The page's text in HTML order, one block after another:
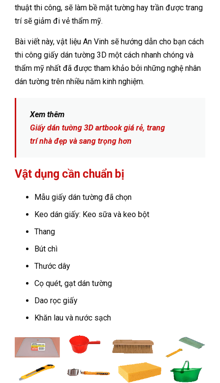
thuật thi công, sẽ làm bề mặt tường hay trần được trang
trí sẽ giảm đi vẻ thẩm mỹ.
Bài viết này, vật liệu An Vinh sẽ hướng dẫn cho bạn cách
thi công giấy dán tường 3D một cách nhanh chóng và
thẩm mỹ nhất đã được tham khảo bởi những nghệ nhân
dán tường trên nhiều năm kinh nghiệm.
Xem thêm
Giấy dán tường 3D artbook giá rẻ, trang
trí nhà đẹp và sang trọng hơn
Vật dụng cần chuẩn bị
Mẫu giấy dán tường đã chọn
Keo dán giấy: Keo sữa và keo bột
Thang
Bút chì
Thước dây
Cọ quét, gạt dán tường
Dao rọc giấy
Khăn lau và nước sạch